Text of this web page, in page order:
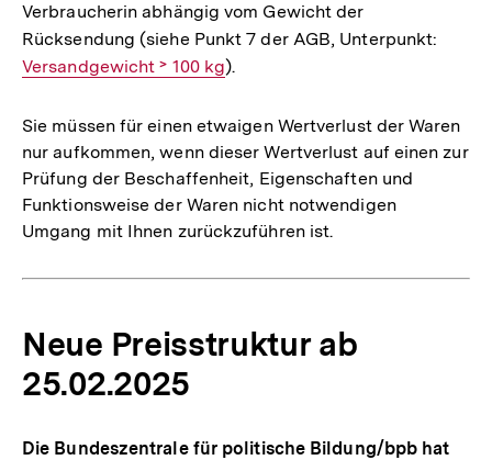
Verbraucherin abhängig vom Gewicht der
Rücksendung (siehe Punkt 7 der AGB, Unterpunkt:
Versandge­wicht ˃ 100 kg).
Sie müssen für einen etwaigen Wertverlust der Waren
nur aufkommen, wenn dieser Wertverlust auf einen zur
Prüfung der Beschaffenheit, Eigenschaften und
Funktionsweise der Waren nicht notwendigen
Umgang mit Ihnen zurückzuführen ist.
Neue Preisstruktur ab
25.02.2025
Die Bundeszentrale für politische Bildung/bpb hat